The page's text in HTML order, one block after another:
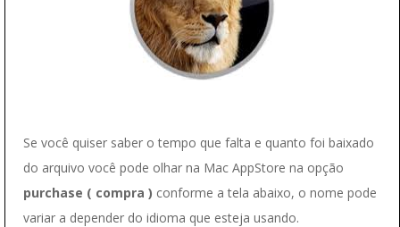
Se você quiser saber o tempo que falta e quanto foi baixado
do arquivo você pode olhar na Mac AppStore na opção
purchase ( compra ) conforme a tela abaixo, o nome pode
variar a depender do idioma que esteja usando.